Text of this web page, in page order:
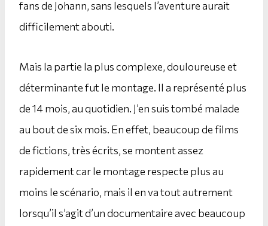
fans de Johann, sans lesquels l’aventure aurait
difficilement abouti.
Mais la partie la plus complexe, douloureuse et
déterminante fut le montage. Il a représenté plus
de 14 mois, au quotidien. J’en suis tombé malade
au bout de six mois. En effet, beaucoup de films
de fictions, très écrits, se montent assez
rapidement car le montage respecte plus au
moins le scénario, mais il en va tout autrement
lorsqu’il s’agit d’un documentaire avec beaucoup